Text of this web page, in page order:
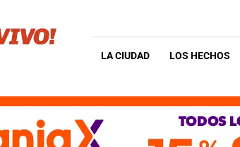
LA CIUDAD LOS HECHOS